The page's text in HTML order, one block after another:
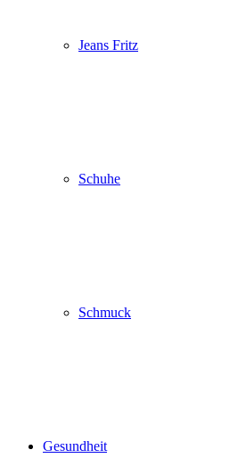
Jeans Fritz
Schuhe
Schmuck
Gesundheit